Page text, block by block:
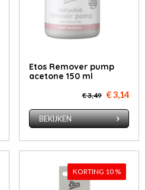
Etos Re­mo­ver pump
ace­to­ne 150 ml
€ 3,49 € 3,14
BEKIJKEN
KORTING 10 %